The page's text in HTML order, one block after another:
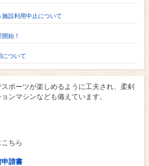
設利用中止について
始！
について
ポーツが楽しめるように工夫され、柔剣
ンマシンなども備えています。
ちら
請書